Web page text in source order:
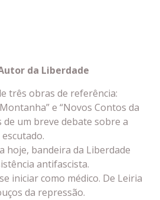
da Liberdade
três obras de referência:
e “Novos Contos da
de um breve debate sobre a
hoje, bandeira da Liberdade
antifascista.
iniciar como médico. De Leiria
da repressão.